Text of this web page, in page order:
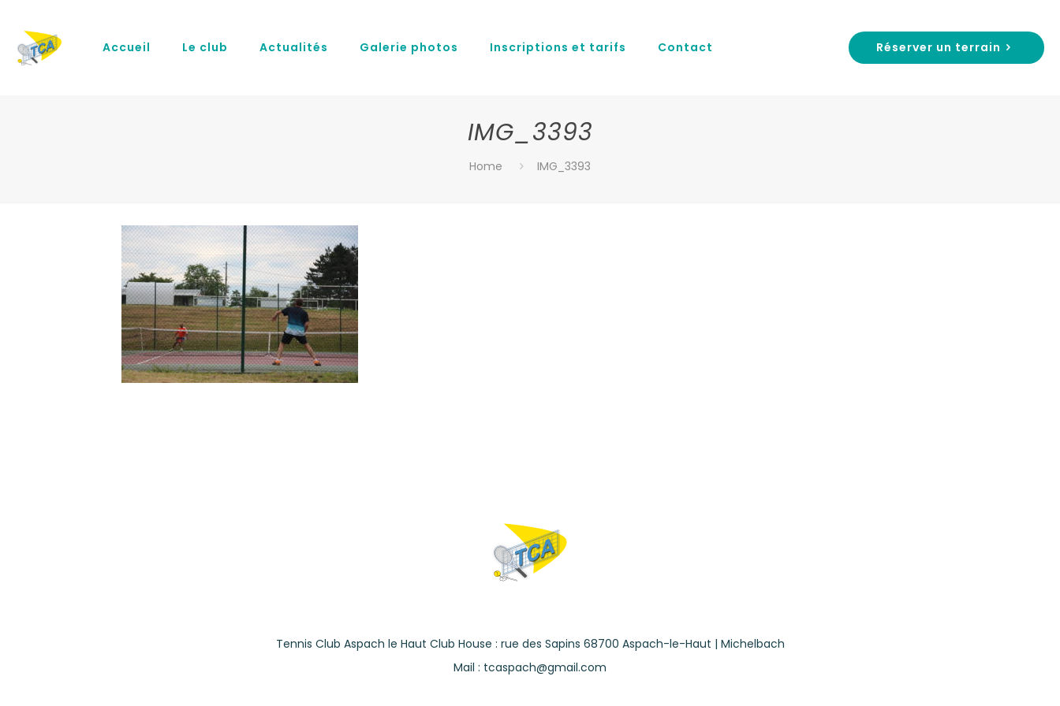
Accueil Le club Actualités Galerie photos Inscriptions et tarifs Contact Réserver un terrain
IMG_3393
Home IMG_3393
Tennis Club Aspach le Haut Club House : rue des Sapins 68700 Aspach-le-Haut | Michelbach
Mail : tcaspach@gmail.com